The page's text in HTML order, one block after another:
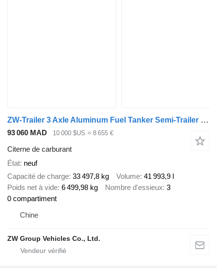
ZW-Trailer 3 Axle Aluminum Fuel Tanker Semi-Trailer for Tanzania
93 060 MAD 10 000 $US ≈ 8 655 €
Citerne de carburant
État neuf
Capacité de charge 33 497,8 kg Volume 41 993,9 l
Poids net à vide 6 499,98 kg Nombre d'essieux 3
0 compartiment
Chine
ZW Group Vehicles Co., Ltd.